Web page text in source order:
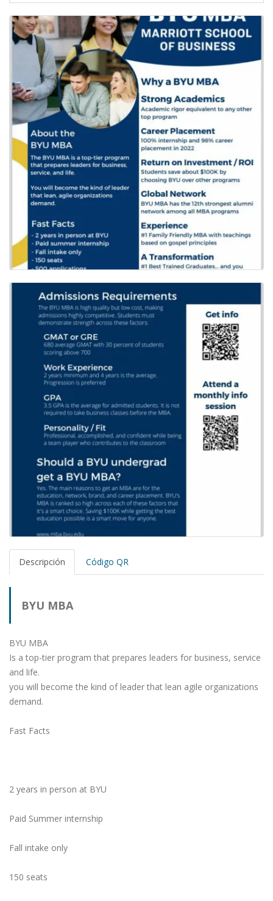
Descripción Código QR
BYU MBA
BYU MBA
Is a top-tier program that prepares leaders for business, service
and life.
you will become the kind of leader that lean agile organizations
demand.
Fast Facts
2 years in person at BYU
Paid Summer internship
Fall intake only
150 seats